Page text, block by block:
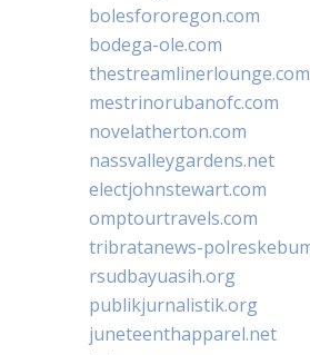
bolesfororegon.com
bodega-ole.com
thestreamlinerlounge.com
mestrinorubanofc.com
novelatherton.com
nassvalleygardens.net
electjohnstewart.com
omptourtravels.com
tribratanews-
rsudbayuasih.org
publikjurnalistik.org
juneteenthapparel.net